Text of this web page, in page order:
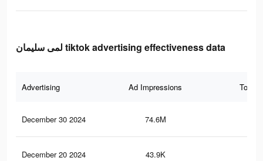
لمى سليمان tiktok advertising effectiveness data
Advertising Ad Impressions Total
December 30 2024 74.6M
December 20 2024 43.9K